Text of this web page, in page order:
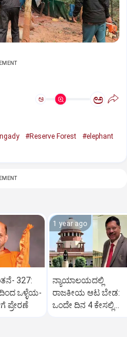
ಅ ಅ
#Reserve Forest
#elephant
327:
ಒಳ್ಳೆಯ-
ಪ್ರೇರಣೆ
1 year ago
ನ್ಯಾಯಾಲಯದಲ್ಲಿ
ರಾಜಕೀಯ ಆಟ ಬೇಡ:
ಒಂದೇ ದಿನ 4 ಕೇಸಲ್ಲಿ